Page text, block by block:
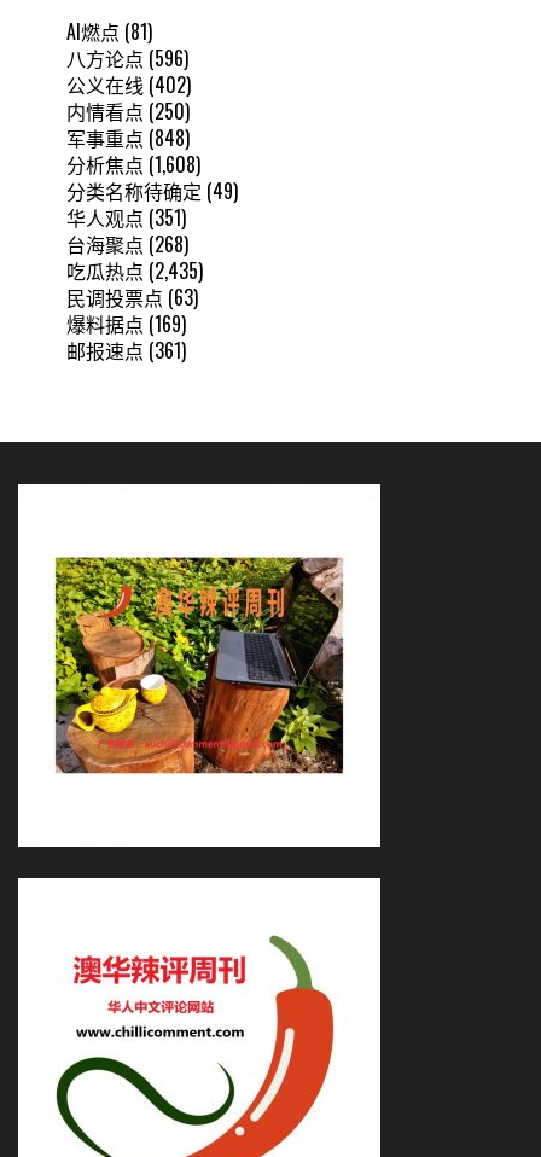
AI燃点 (81)
八方论点 (596)
公义在线 (402)
内情看点 (250)
军事重点 (848)
分析焦点 (1,608)
分类名称待确定 (49)
华人观点 (351)
台海聚点 (268)
吃瓜热点 (2,435)
民调投票点 (63)
爆料据点 (169)
邮报速点 (361)